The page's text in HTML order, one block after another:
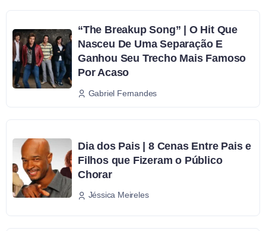
“The Breakup Song” | O Hit Que
Nasceu De Uma Separação E
Ganhou Seu Trecho Mais Famoso
Por Acaso
Gabriel Fernandes
Dia dos Pais | 8 Cenas Entre Pais e
Filhos que Fizeram o Público
Chorar
Jéssica Meireles